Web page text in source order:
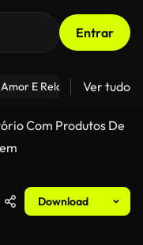
Entrar
Amor E Relacionamentos
Ver tudo
Com Produtos De
Download